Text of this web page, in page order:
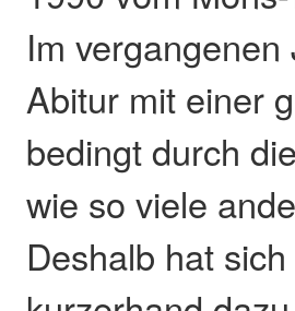
Im
Abitur mit einer
bedingt durch
wie so viele
Deshalb hat